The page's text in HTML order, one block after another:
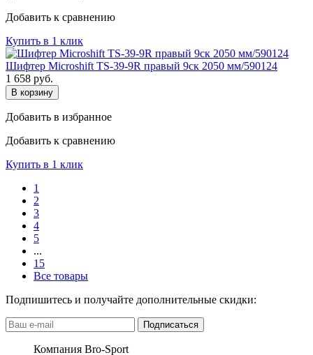
Добавить к сравнению
Купить в 1 клик
Шифтер Microshift TS-39-9R правый 9ск 2050 мм/590124
1 658 руб.
В корзину
Добавить в избранное
Добавить к сравнению
Купить в 1 клик
1
2
3
4
5
...
15
Все товары
Подпишитесь и получайте дополнительные скидки:
Подписаться
Компания Bro-Sport